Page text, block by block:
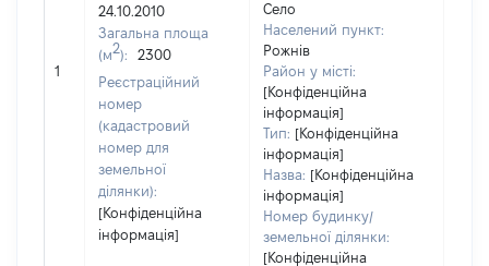
1
24.10.2010
Загальна площа
(м2):
2300
Реєстраційний
номер
(кадастровий
номер для
земельної
ділянки):
[Конфіденційна
інформація]
Село
Населений пункт:
Рожнів
Район у місті:
[Конфіденційна
інформація]
Тип: [Конфіденційна
інформація]
Назва: [Конфіденційна
інформація]
Номер будинку/
земельної ділянки:
[Конфіденційна